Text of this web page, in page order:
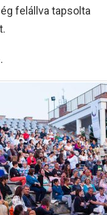
felállva tapsolta